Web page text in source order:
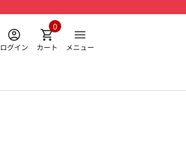
ログイン カート
0
メニュー